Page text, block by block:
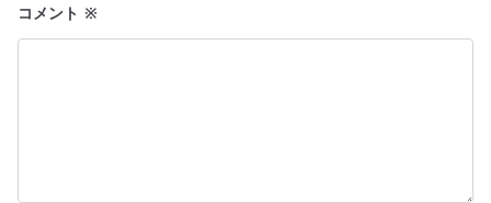
ン
コメント ※